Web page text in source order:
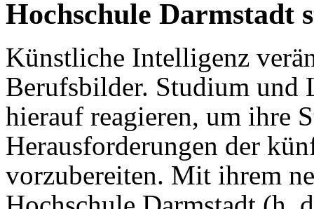
Hochschule Darmstadt
Künstliche Intelligenz
Berufsbilder. Studium und
hierauf reagieren, um ihre
Herausforderungen der
vorzubereiten. Mit ihrem